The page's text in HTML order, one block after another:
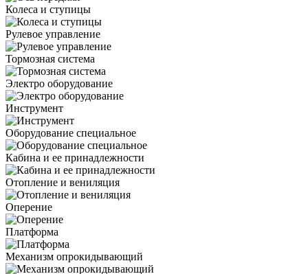
Колеса и ступицы
Рулевое управление
Тормозная система
Электро оборудование
Инструмент
Оборудование специальное
Кабина и ее принадлежности
Отопление и вениляция
Оперение
Платформа
Механизм опрокидывающий